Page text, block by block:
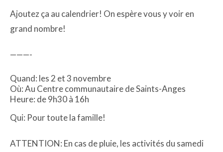
Ajoutez ça au calendrier! On espère vous y voir en
grand nombre!
———-
Quand: les 2 et 3 novembre
Où: Au Centre communautaire de Saints-Anges
Heure: de 9h30 à 16h
Qui: Pour toute la famille!
ATTENTION: En cas de pluie, les activités du samedi